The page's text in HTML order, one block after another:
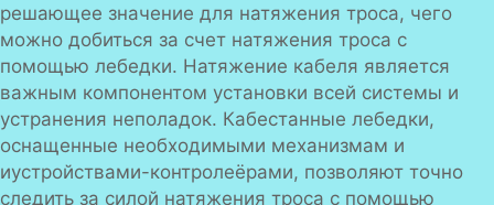
решающее значение для натяжения троса, чего
можно добиться за счет натяжения троса с
помощью лебедки. Натяжение кабеля является
важным компонентом установки всей системы и
устранения неполадок. Кабестанные лебедки,
оснащенные необходимыми механизмам и
иустройствами-контролеёрами, позволяют точно
следить за силой натяжения троса с помощью